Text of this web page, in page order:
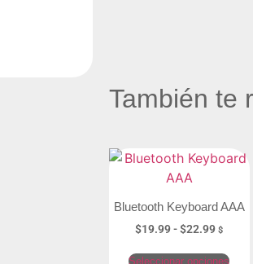
También te
Bluetooth Keyboard AAA
$19.99 - $22.99 $
Seleccionar opciones